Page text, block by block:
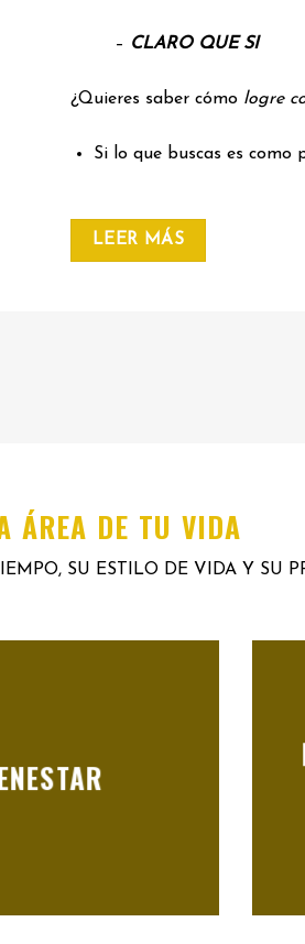
– CLARO QUE SI
¿Quieres saber cómo logre
Si lo que buscas es como
LEER MÁS
ÁREA DE TU VIDA
SU ESTILO DE VIDA Y SU